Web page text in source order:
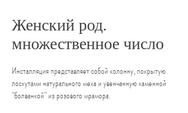
Женский род.
множественное число
Инсталляция представляет собой колонну, покрытую
лоскутами натурального меха и увенчанную каменной
"болванкой" из розового мрамора.